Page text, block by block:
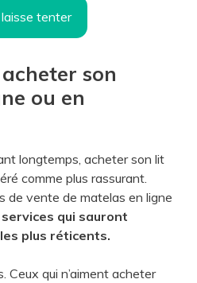
laisse tenter
son
ou en
longtemps, acheter son lit
comme plus rassurant.
de vente de matelas en ligne
qui sauront
plus réticents.
Ceux qui n’aiment acheter